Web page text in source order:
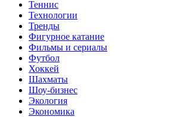
Теннис
Технологии
Тренды
Фигурное катание
Фильмы и сериалы
Футбол
Хоккей
Шахматы
Шоу-бизнес
Экология
Экономика